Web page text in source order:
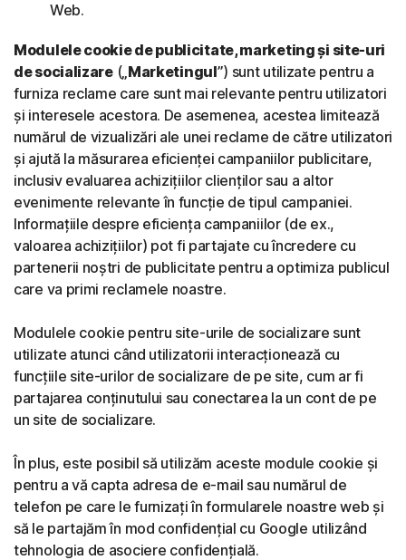
Web.
Modulele cookie de publicitate, marketing și site-uri
de socializare(„Marketingul”) sunt utilizate pentru a
furniza reclame care sunt mai relevante pentru utilizatori
și interesele acestora. De asemenea, acestea limitează
numărul de vizualizări ale unei reclame de către utilizatori
și ajută la măsurarea eficienței campaniilor publicitare,
inclusiv evaluarea achizițiilor clienților sau a altor
evenimente relevante în funcție de tipul campaniei.
Informațiile despre eficiența campaniilor (de ex.,
valoarea achizițiilor) pot fi partajate cu încredere cu
partenerii noștri de publicitate pentru a optimiza publicul
care va primi reclamele noastre.
Modulele cookie pentru site-urile de socializare sunt
utilizate atunci când utilizatorii interacționează cu
funcțiile site-urilor de socializare de pe site, cum ar fi
partajarea conținutului sau conectarea la un cont de pe
un site de socializare.
În plus, este posibil să utilizăm aceste module cookie și
pentru a vă capta adresa de e-mail sau numărul de
telefon pe care le furnizați în formularele noastre web și
să le partajăm în mod confidențial cu Google utilizând
tehnologia de asociere confidențială.